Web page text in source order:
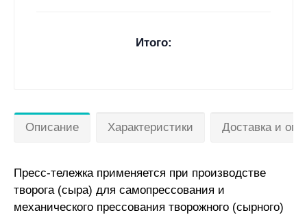
Итого:
Описание Характеристики Доставка и
Пресс-тележка применяется при производстве
творога (сыра) для самопрессования и
механического прессования творожного (сырного)